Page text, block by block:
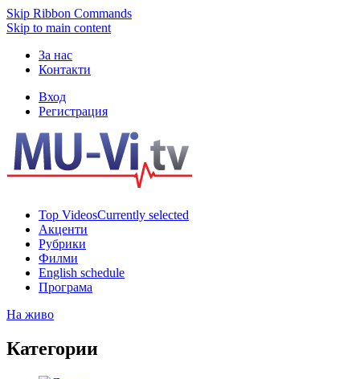
Skip Ribbon Commands
Skip to main content
За нас
Контакти
Вход
Регистрация
Top VideosCurrently selected
Акценти
Рубрики
Филми
English schedule
Програма
На живо
Категории